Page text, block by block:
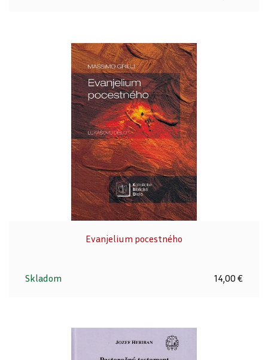
Evanjelium pocestného
Skladom 14,00 €